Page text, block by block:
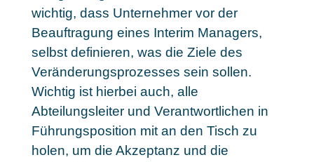
wichtig, dass Unternehmer vor der
Beauftragung eines Interim Managers,
selbst definieren, was die Ziele des
Veränderungsprozesses sein sollen.
Wichtig ist hierbei auch, alle
Abteilungsleiter und Verantwortlichen in
Führungsposition mit an den Tisch zu
holen, um die Akzeptanz und die